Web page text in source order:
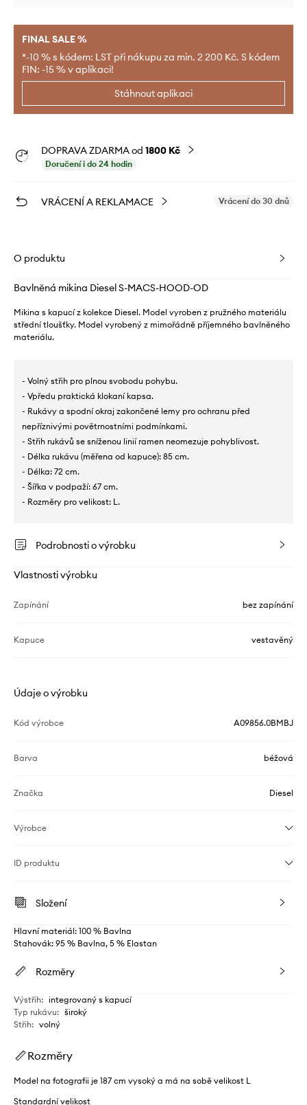
FINAL SALE %
*-10 % s kódem: LST při nákupu za min. 2 200 Kč. S kódem
FIN: -15 % v aplikaci!
Stáhnout aplikaci
DOPRAVA ZDARMA od 1800 Kč
Doručení i do 24 hodin
VRÁCENÍ A REKLAMACE Vrácení do 30 dnů
O produktu
Bavlněná mikina Diesel S-MACS-HOOD-OD
Mikina s kapucí z kolekce Diesel. Model vyroben z pružného materiálu
střední tloušťky. Model vyrobený z mimořádně příjemného bavlněného
materiálu.
- Volný střih pro plnou svobodu pohybu.
- Vpředu praktická klokaní kapsa.
- Rukávy a spodní okraj zakončené lemy pro ochranu před
nepříznivými povětrnostními podmínkami.
- Střih rukávů se sníženou linií ramen neomezuje pohyblivost.
- Délka rukávu (měřena od kapuce): 85 cm.
- Délka: 72 cm.
- Šířka v podpaží: 67 cm.
- Rozměry pro velikost: L.
Podrobnosti o výrobku
Vlastnosti výrobku
Zapínání bez zapínání
Kapuce vestavěný
Údaje o výrobku
Kód výrobce A09856.0BMBJ
Barva béžová
Značka Diesel
Výrobce
ID produktu
Složení
Hlavní materiál: 100 % Bavlna
Stahovák: 95 % Bavlna, 5 % Elastan
Rozměry
Výstřih: integrovaný s kapucí
Typ rukávu: široký
Střih: volný
Rozměry
Model na fotografii je 187 cm vysoký a má na sobě velikost L
Standardní velikost